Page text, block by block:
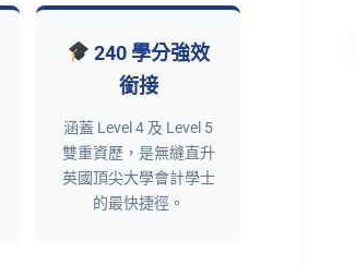
240 學分強效
銜接
涵蓋 Level 4 及 Level 5
雙重資歷，是無縫直升
英國頂尖大學會計學士
的最快捷徑。